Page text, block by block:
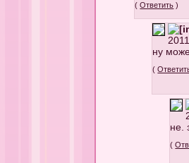
(Ответить )
ну
(
не.
(